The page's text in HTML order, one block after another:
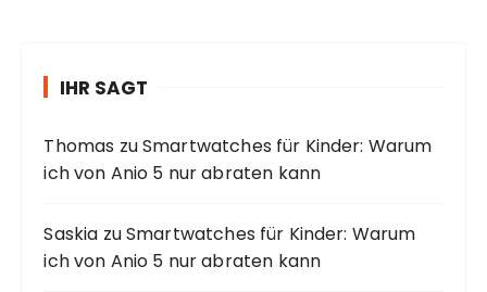
IHR SAGT
Thomas zuSmartwatches für Kinder: Warum
ich von Anio 5 nur abraten kann
Saskia zuSmartwatches für Kinder: Warum
ich von Anio 5 nur abraten kann